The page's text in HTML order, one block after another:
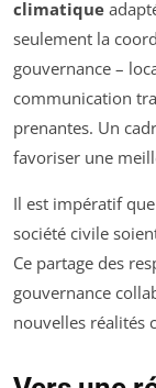
climatique
seulement la
gouvernance –
communication
prenantes. Un
favoriser une
Il est impératif
société civile
Ce partage des
gouvernance
nouvelles réalités